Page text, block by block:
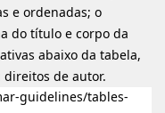
e ordenadas; o
do título e corpo da
abaixo da tabela,
de autor.
guidelines/tables-